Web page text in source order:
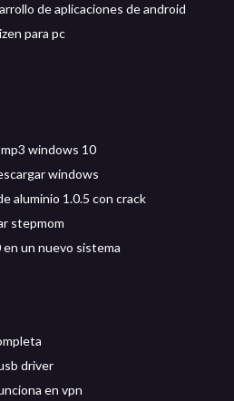
de aplicaciones de android
para pc
windows 10
windows
aluminio 1.0.5 con crack
stepmom
un nuevo sistema
driver
en vpn